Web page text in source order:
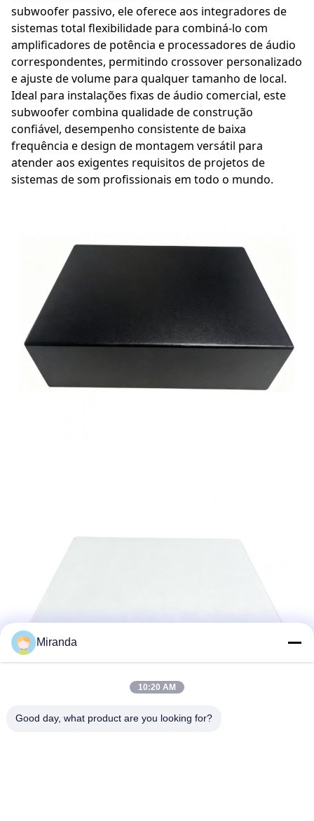
subwoofer passivo, ele oferece aos integradores de
sistemas total flexibilidade para combiná-lo com
amplificadores de potência e processadores de áudio
correspondentes, permitindo crossover personalizado
e ajuste de volume para qualquer tamanho de local.
Ideal para instalações fixas de áudio comercial, este
subwoofer combina qualidade de construção
confiável, desempenho consistente de baixa
frequência e design de montagem versátil para
atender aos exigentes requisitos de projetos de
sistemas de som profissionais em todo o mundo.
Miranda
10:20 AM
Good day, what product are you looking for?